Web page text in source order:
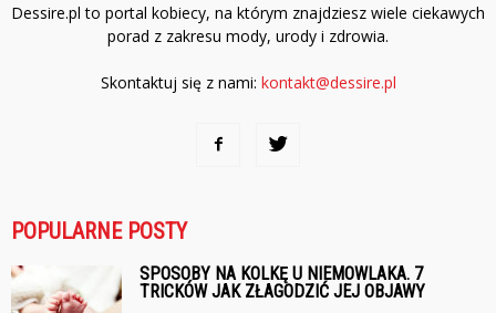
Dessire.pl to portal kobiecy, na którym znajdziesz wiele ciekawych
porad z zakresu mody, urody i zdrowia.
Skontaktuj się z nami: kontakt@dessire.pl
POPULARNE POSTY
SPOSOBY NA KOLKĘ U NIEMOWLAKA. 7
TRICKÓW JAK ZŁAGODZIĆ JEJ OBJAWY